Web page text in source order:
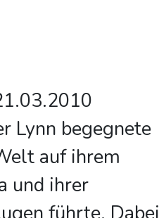
Lynn begegnete
auf ihrem
und ihrer